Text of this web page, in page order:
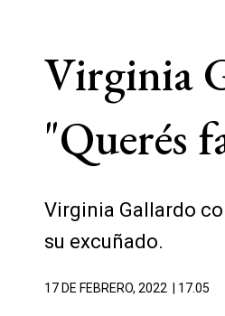
Virginia
"Querés
Virginia Gallardo
su excuñado.
17 DE FEBRERO, 2022 | 17.05